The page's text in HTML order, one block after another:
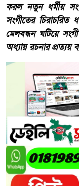
করল নতুন ধর্মীয়
সংগীতের চিরাচরিত
মেলবন্ধন ঘটিয়ে
অধ্যায় রচনার প্রত্যয়